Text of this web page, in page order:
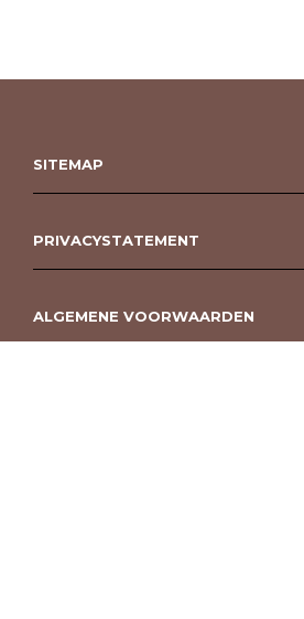
SITEMAP
PRIVACYSTATEMENT
ALGEMENE VOORWAARDEN